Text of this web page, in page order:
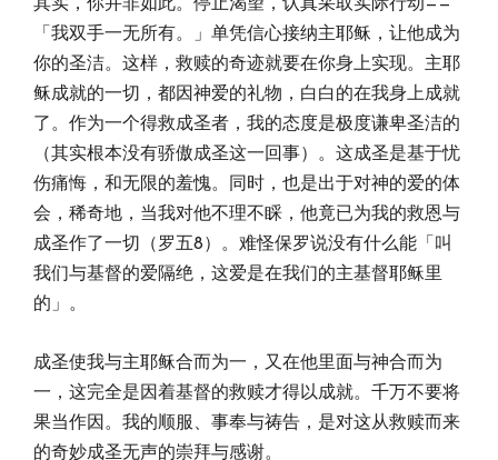
其实，你并非如此。停止渴望，认真采取实际行动——
「我双手一无所有。」单凭信心接纳主耶稣，让他成为
你的圣洁。这样，救赎的奇迹就要在你身上实现。主耶
稣成就的一切，都因神爱的礼物，白白的在我身上成就
了。作为一个得救成圣者，我的态度是极度谦卑圣洁的
（其实根本没有骄傲成圣这一回事）。这成圣是基于忧
伤痛悔，和无限的羞愧。同时，也是出于对神的爱的体
会，稀奇地，当我对他不理不睬，他竟已为我的救恩与
成圣作了一切（罗五8）。难怪保罗说没有什么能「叫
我们与基督的爱隔绝，这爱是在我们的主基督耶稣里
的」。
成圣使我与主耶稣合而为一，又在他里面与神合而为
一，这完全是因着基督的救赎才得以成就。千万不要将
果当作因。我的顺服、事奉与祷告，是对这从救赎而来
的奇妙成圣无声的崇拜与感谢。